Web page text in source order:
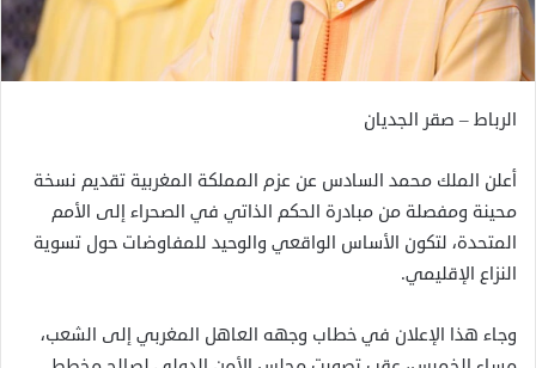
الرباط – صقر الجديان
أعلن الملك محمد السادس عن عزم المملكة المغربية تقديم نسخة
محينة ومفصلة من مبادرة الحكم الذاتي في الصحراء إلى الأمم
المتحدة، لتكون الأساس الواقعي والوحيد للمفاوضات حول تسوية
النزاع الإقليمي.
وجاء هذا الإعلان في خطاب وجهه العاهل المغربي إلى الشعب،